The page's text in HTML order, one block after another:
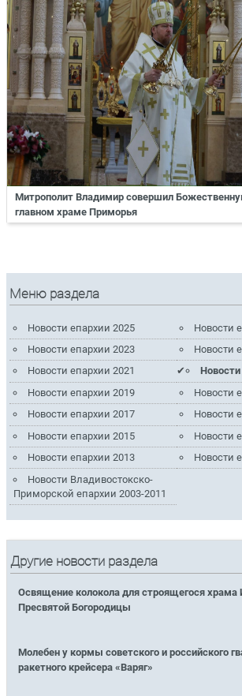
Митрополит Владимир совершил
главном храме Приморья
Меню раздела
Новости епархии 2025
Новости
Новости епархии 2023
Новости
Новости епархии 2021
Новости
Новости епархии 2019
Новости
Новости епархии 2017
Новости
Новости епархии 2015
Новости
Новости епархии 2013
Новости
Новости Владивостокско-
Приморской епархии 2003-2011
Другие новости раздела
Освящение колокола для строящегося храма
Пресвятой Богородицы
Молебен у кормы советского и российского
ракетного крейсера «Варяг»